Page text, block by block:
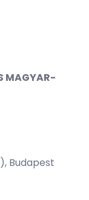
MAGYAR-
Budapest